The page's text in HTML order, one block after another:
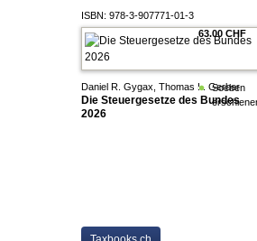
ISBN: 978-3-907771-01-3
63.00 CHF
Soeben
Daniel R. Gygax, Thomas L. Gerber
Die Steuergesetze des Bundes
2026